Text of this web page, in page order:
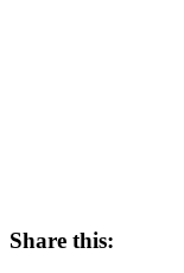
Share this: